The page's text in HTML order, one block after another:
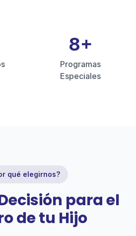
8+
Programas
Especiales
qué elegirnos?
para el
de tu Hijo